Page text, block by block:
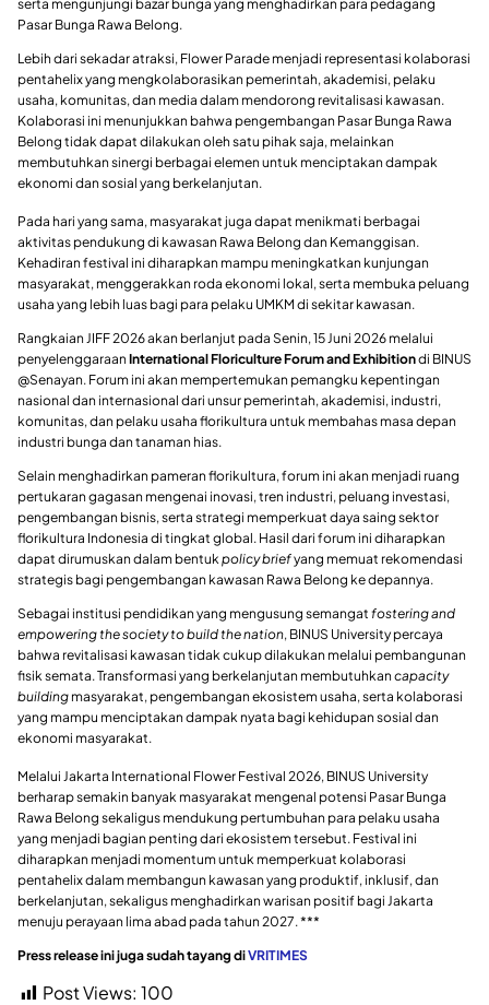
serta mengunjungi bazar bunga yang menghadirkan para pedagang
Pasar Bunga Rawa Belong.
Lebih dari sekadar atraksi, Flower Parade menjadi representasi kolaborasi
pentahelix yang mengkolaborasikan pemerintah, akademisi, pelaku
usaha, komunitas, dan media dalam mendorong revitalisasi kawasan.
Kolaborasi ini menunjukkan bahwa pengembangan Pasar Bunga Rawa
Belong tidak dapat dilakukan oleh satu pihak saja, melainkan
membutuhkan sinergi berbagai elemen untuk menciptakan dampak
ekonomi dan sosial yang berkelanjutan.
Pada hari yang sama, masyarakat juga dapat menikmati berbagai
aktivitas pendukung di kawasan Rawa Belong dan Kemanggisan.
Kehadiran festival ini diharapkan mampu meningkatkan kunjungan
masyarakat, menggerakkan roda ekonomi lokal, serta membuka peluang
usaha yang lebih luas bagi para pelaku UMKM di sekitar kawasan.
Rangkaian JIFF 2026 akan berlanjut pada Senin, 15 Juni 2026 melalui
penyelenggaraan International Floriculture Forum and Exhibitiondi BINUS
@Senayan. Forum ini akan mempertemukan pemangku kepentingan
nasional dan internasional dari unsur pemerintah, akademisi, industri,
komunitas, dan pelaku usaha florikultura untuk membahas masa depan
industri bunga dan tanaman hias.
Selain menghadirkan pameran florikultura, forum ini akan menjadi ruang
pertukaran gagasan mengenai inovasi, tren industri, peluang investasi,
pengembangan bisnis, serta strategi memperkuat daya saing sektor
florikultura Indonesia di tingkat global. Hasil dari forum ini diharapkan
dapat dirumuskan dalam bentuk policy briefyang memuat rekomendasi
strategis bagi pengembangan kawasan Rawa Belong ke depannya.
Sebagai institusi pendidikan yang mengusung semangat fostering and
empowering the society to build the nation, BINUS University percaya
bahwa revitalisasi kawasan tidak cukup dilakukan melalui pembangunan
fisik semata. Transformasi yang berkelanjutan membutuhkan capacity
building masyarakat, pengembangan ekosistem usaha, serta kolaborasi
yang mampu menciptakan dampak nyata bagi kehidupan sosial dan
ekonomi masyarakat.
Melalui Jakarta International Flower Festival 2026, BINUS University
berharap semakin banyak masyarakat mengenal potensi Pasar Bunga
Rawa Belong sekaligus mendukung pertumbuhan para pelaku usaha
yang menjadi bagian penting dari ekosistem tersebut. Festival ini
diharapkan menjadi momentum untuk memperkuat kolaborasi
pentahelix dalam membangun kawasan yang produktif, inklusif, dan
berkelanjutan, sekaligus menghadirkan warisan positif bagi Jakarta
menuju perayaan lima abad pada tahun 2027. ***
Press release ini juga sudah tayang diVRITIMES
Post Views: 100